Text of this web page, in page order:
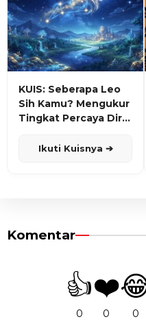
KUIS: Seberapa Leo
Sih Kamu? Mengukur
Tingkat Percaya Diri
Ikuti Kuisnya ➔
Komentar
👍
0
❤️
0 0